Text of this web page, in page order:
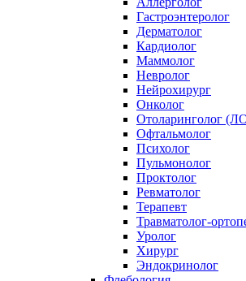
Гастроэнтеролог
Дерматолог
Кардиолог
Маммолог
Невролог
Нейрохирург
Онколог
Отоларинголог
Офтальмолог
Психолог
Пульмонолог
Проктолог
Ревматолог
Терапевт
Травматолог-
Уролог
Хирург
Эндокринолог